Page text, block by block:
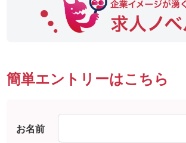
簡単エントリーはこちら
お名前